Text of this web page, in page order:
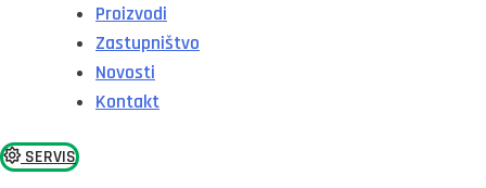
Proizvodi
Zastupništvo
Novosti
Kontakt
SERVIS